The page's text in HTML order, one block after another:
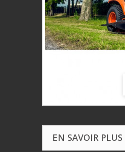
EN SAVOIR PLUS